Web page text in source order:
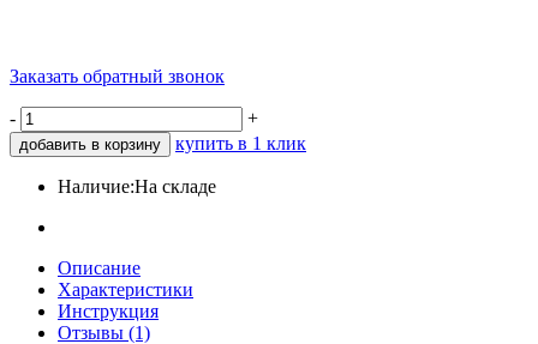
Заказать обратный звонок
- +
добавить в корзину купить в 1 клик
Наличие:На складе
Описание
Характеристики
Инструкция
Отзывы (1)